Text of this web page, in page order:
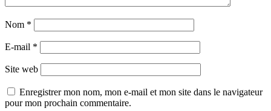
Nom *
E-mail *
Site web
Enregistrer mon nom, mon e-mail et mon site dans le navigateur
pour mon prochain commentaire.